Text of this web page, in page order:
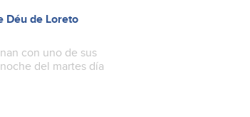
Déu de Loreto
con uno de sus
del martes día